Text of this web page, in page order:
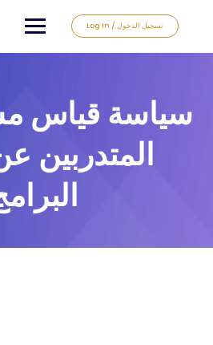
Log In / تسجيل الدخول
سياسة قياس
المتدربين